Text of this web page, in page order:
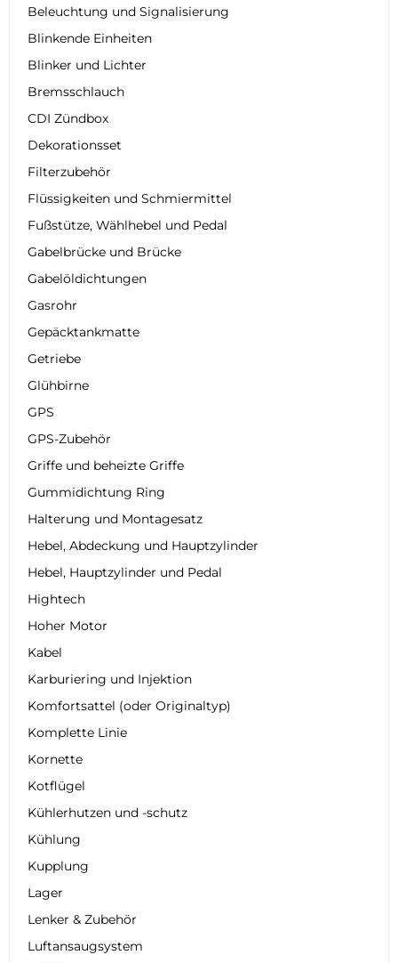
Beleuchtung und Signalisierung
Blinkende Einheiten
Blinker und Lichter
Bremsschlauch
CDI Zündbox
Dekorationsset
Filterzubehör
Flüssigkeiten und Schmiermittel
Fußstütze, Wählhebel und Pedal
Gabelbrücke und Brücke
Gabelöldichtungen
Gasrohr
Gepäcktankmatte
Getriebe
Glühbirne
GPS
GPS-Zubehör
Griffe und beheizte Griffe
Gummidichtung Ring
Halterung und Montagesatz
Hebel, Abdeckung und Hauptzylinder
Hebel, Hauptzylinder und Pedal
Hightech
Hoher Motor
Kabel
Karburiering und Injektion
Komfortsattel (oder Originaltyp)
Komplette Linie
Kornette
Kotflügel
Kühlerhutzen und -schutz
Kühlung
Kupplung
Lager
Lenker & Zubehör
Luftansaugsystem